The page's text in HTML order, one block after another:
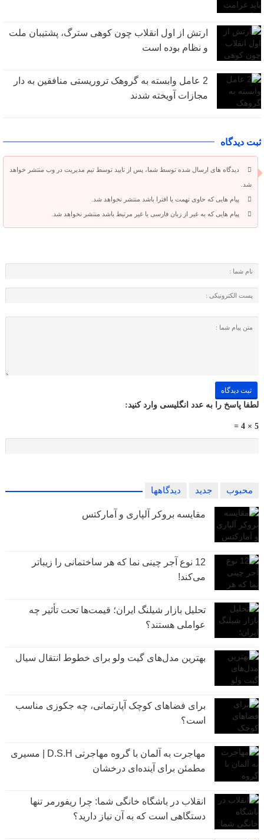
ارتش از اول انقلاب چون کوهی سترگ، پشتیبان ملت
و نظام بوده است
2 عامل وابسته به گروهک تروریستی منافقین به دار
مجازات آویخته شدند
ثبت دیدگاه
دیدگاه های ارسال شده توسط شما، پس از تایید توسط تیم مدیریت در وب منتشر خواهد
شد.
پیام هایی که حاوی تهمت یا افترا باشد منتشر نخواهد شد.
پیام هایی که به غیر از زبان فارسی یا غیر مرتبط باشد منتشر نخواهد شد.
لطفا پاسخ را به عدد انگلیسی وارد کنید:
5 × 4 =
محبوب جدید دیدگاهها
مقایسه بروکر آلپاری و آمارکتس
12 نوع آجر چینی نما که هر ساختمانی را زیباتر
می‌کند!
تحلیل بازار شیلنگ ایران؛ قیمت‌ها تحت تأثیر چه
عواملی هستند؟
بهترین مدل‌های گیت ولو برای خطوط انتقال سیال
برای فضاهای کوچک آپارتمانی، چه جکوزی مناسب
است؟
مهاجرت به آلمان با گروه مهاجرتی D.S.H | مسیری
مطمئن برای آینده‌ای درخشان
انقلاب در باشگاه خانگی شما: چرا ریفورمر تنها
دستگاهی است که به آن نیاز دارید؟